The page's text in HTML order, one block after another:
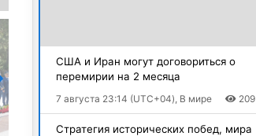
США и Иран могут договориться о
перемирии на 2 месяца
7 августа 23:14 (UTC+04), В мире 209
Стратегия исторических побед, мира